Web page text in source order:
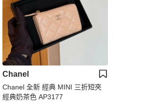
Chanel
Chanel 全新 經典 MINI 三折短夾
經典奶茶色 AP3177